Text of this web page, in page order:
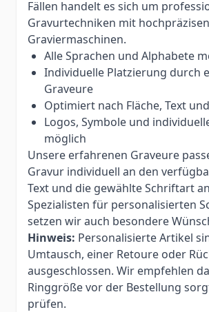
Fällen handelt es sich um
Gravurtechniken mit hochpräzisen
Graviermaschinen.
Alle Sprachen und Alphabete
Individuelle Platzierung durch
Graveure
Optimiert nach Fläche, Text
Logos, Symbole und
möglich
Unsere erfahrenen Graveure
Gravur individuell an den
Text und die gewählte Schriftart
Spezialisten für personalisierten
setzen wir auch besondere
Hinweis: Personalisierte Artikel
Umtausch, einer Retoure oder
ausgeschlossen. Wir empfehlen
Ringgröße vor der Bestellung
prüfen.